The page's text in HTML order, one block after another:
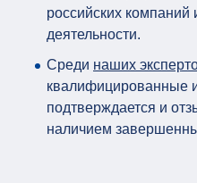
российских
деятельности.
Среди наших
квалифицированные
подтверждается и
наличием